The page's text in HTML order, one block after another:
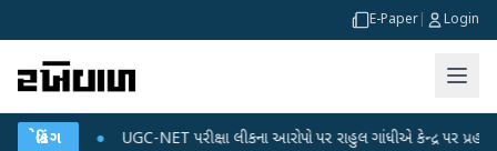
E-Paper Login
બ્રેકિંગ
પ્લાન UGC-NET પરીક્ષા લીકના આરોપો પર રાહુલ ગાંધીએ કેન્દ્ર પર પ્રહાર કર્યા